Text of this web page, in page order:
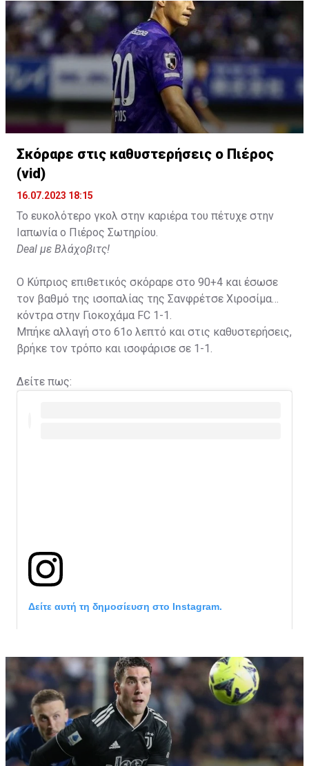
Σκόραρε στις καθυστερήσεις ο Πιέρος
(vid)
16.07.2023 18:15
Το ευκολότερο γκολ στην καριέρα του πέτυχε στην
Ιαπωνία ο Πιέρος Σωτηρίου.
Deal με Βλάχοβιτς!
Ο Κύπριος επιθετικός σκόραρε στο 90+4 και έσωσε
τον βαθμό της ισοπαλίας της Σανφρέτσε Χιροσίμα
κόντρα στην Γιοκοχάμα FC 1-1.
Μπήκε αλλαγή στο 61ο λεπτό και στις καθυστερήσεις,
βρήκε τον τρόπο και ισοφάρισε σε 1-1.
Δείτε πως:
Δείτε αυτή τη δημοσίευση στο Instagram.